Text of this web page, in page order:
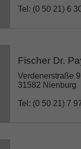
Tel: (0 50 21) 6
Fischer Dr.
Verdenerstraße 9
31582 Nienburg
Tel: (0 50 21) 7